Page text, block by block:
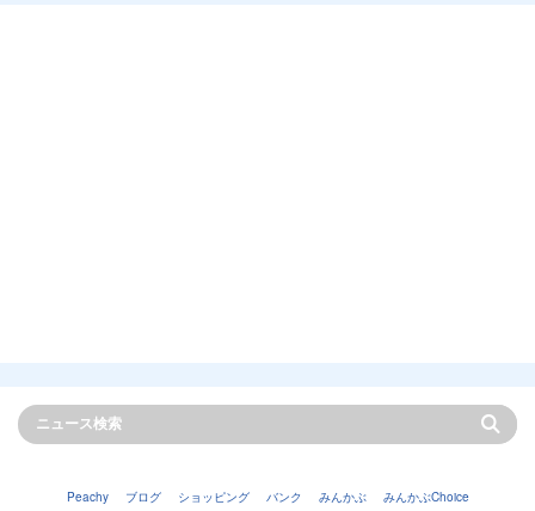
Peachy ブログ ショッピング バンク みんかぶ みんかぶChoice